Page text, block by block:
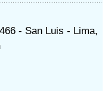
- San Luis - Lima,